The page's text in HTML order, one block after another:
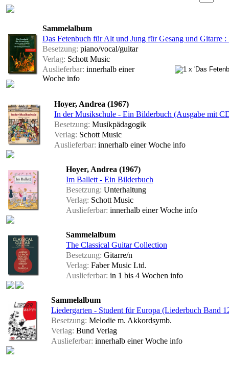
Sammelalbum
Das Fetenbuch für Alt und Jung für Gesang und Gitarre
Besetzung: piano/vocal/guitar
Verlag: Schott Music
Auslieferbar: innerhalb einer
Woche info
Hoyer, Andrea (1967)
In der Musikschule - Ein Bilderbuch (Ausgabe mit
Besetzung: Musikpädagogik
Verlag: Schott Music
Auslieferbar: innerhalb einer Woche info
Hoyer, Andrea (1967)
Im Ballett - Ein Bilderbuch
Besetzung: Unterhaltung
Verlag: Schott Music
Auslieferbar: innerhalb einer Woche info
Sammelalbum
The Classical Guitar Collection
Besetzung: Gitarre/n
Verlag: Faber Music Ltd.
Auslieferbar: in 1 bis 4 Wochen info
Sammelalbum
Liedergarten - Student für Europa (Liederbuch Band
Besetzung: Melodie m. Akkordsymb.
Verlag: Bund Verlag
Auslieferbar: innerhalb einer Woche info